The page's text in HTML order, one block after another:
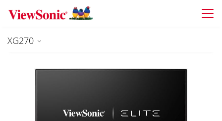
Skip to main content
XG270